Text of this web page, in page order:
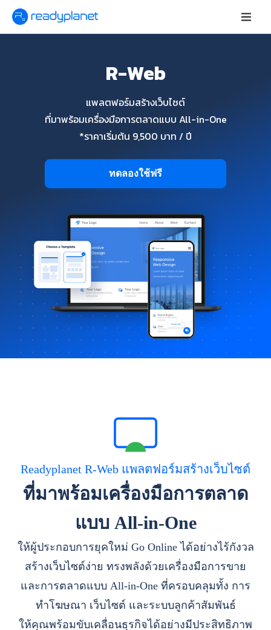
R-Web
แพลตฟอร์มสร้างเว็บไซต์
ที่มาพร้อมเครื่องมือการตลาดแบบ All-in-One
*ราคาเริ่มต้น 9,500 บาท / ปี
ทดลองใช้ฟรี
Readyplanet R-Web แพลตฟอร์มสร้างเว็บไซต์
ที่มาพร้อมเครื่องมือการตลาด
แบบ All-in-One
ให้ผู้ประกอบการยุคใหม่ Go Online ได้อย่างไร้กังวล
สร้างเว็บไซต์ง่าย ทรงพลังด้วยเครื่องมือการขาย
และการตลาดแบบ All-in-One ที่ครอบคลุมทั้ง การ
ทำโฆษณา เว็บไซต์ และระบบลูกค้าสัมพันธ์
ให้คุณพร้อมขับเคลื่อนธุรกิจได้อย่างมีประสิทธิภาพ